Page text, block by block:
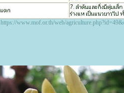
https://www.mof.or.th/web/